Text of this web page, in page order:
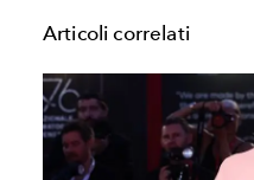
Articoli correlati